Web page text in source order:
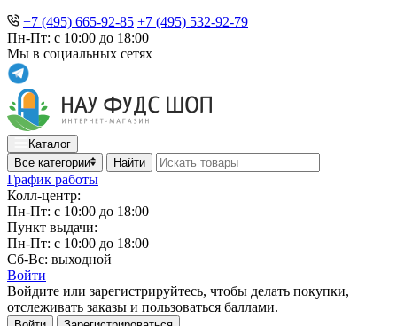
+7 (495) 665-92-85 +7 (495) 532-92-79
Пн-Пт: с 10:00 до 18:00
Мы в социальных сетях
Каталог
Все категории
Найти
График работы
Колл-центр:
Пн-Пт: с 10:00 до 18:00
Пункт выдачи:
Пн-Пт: с 10:00 до 18:00
Сб-Вс: выходной
Войти
Войдите или зарегистрируйтесь, чтобы делать покупки,
отслеживать заказы и пользоваться баллами.